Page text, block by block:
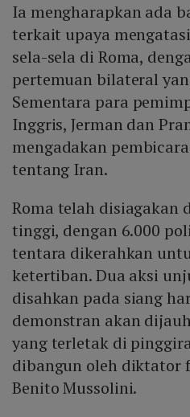
Ia mengharapkan ada
terkait upaya
sela-sela di Roma,
pertemuan bilateral
Sementara para
Inggris, Jerman dan
mengadakan
tentang Iran.
Roma telah disiagakan
tinggi, dengan 6.000
tentara dikerahkan
ketertiban. Dua aksi
disahkan pada siang
demonstran akan
yang terletak di
dibangun oleh diktator
Benito Mussolini.